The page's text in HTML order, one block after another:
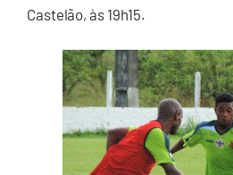
Castelão, às 19h15.